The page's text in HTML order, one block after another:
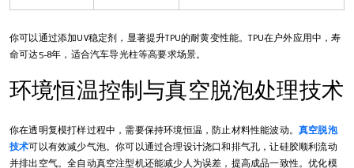
你可以通过添加UV稳定剂，显著提升TPU的耐黄变性能。TPU在户外应用中，寿
命可达5-8年，适合汽车导光柱等高要求场景。
环境恒温控制与真空脱泡处理技术
你在透明复模打样过程中，需要保持环境恒温，防止材料性能波动。 真空脱泡
技术可以有效减少气泡。你可以通过合理设计浇口和排气孔，让硅胶顺利流动
并排出空气。全自动真空注型机还能减少人为误差，提高成品一致性。优化模